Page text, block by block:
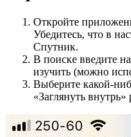
Откройте
Убедитесь, что в
Спутник.
В поиске введите
изучить (можно
Выберите какой-
«Заглянуть